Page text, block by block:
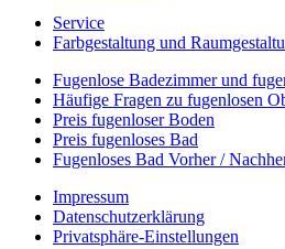
Service
Farbgestaltung und
Fugenlose Badezimmer und
Häufige Fragen zu fugenlosen
Preis fugenloser Boden
Preis fugenloses Bad
Fugenloses Bad Vorher /
Impressum
Datenschutzerklärung
Privatsphäre-Einstellungen